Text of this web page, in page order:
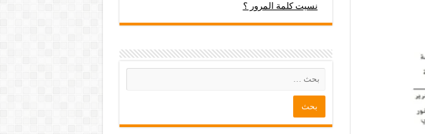
نسيت كلمة المرور ؟